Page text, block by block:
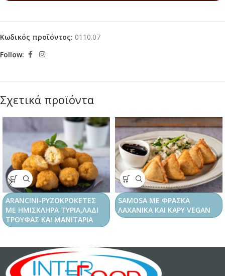
Κωδικός προϊόντος: 0110.07
Follow:
Σχετικά προϊόντα
ARANCINI-ΡΥΖΟΚΡΟΚΕΤΕΣ
ΜΕ ΗΜΙΣΚΛΗΡΑ ΤΥΡΙΑ,ΛΑΔΙ
ΤΡΟΥΦΑΣ ΚΑΙ ΜΑΝΙΤΑΡΙΑ
SAMOSA ΜΕ ΦΡΑΣΚΑ
ΛΑΧΑΝΙΚΑ ΚΑΙ ΚΑΡΥ VEGAN